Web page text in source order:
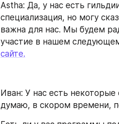
Astha: Да, у нас есть
специализация, но могу
важна для нас. Мы будем
сайте.
Иван: У нас есть
думаю, в скором времени,